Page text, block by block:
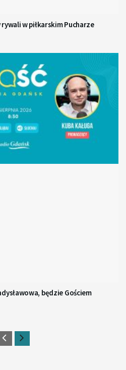
w piłkarskim Pucharze
będzie Gościem